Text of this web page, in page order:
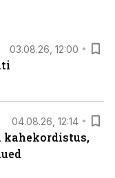
03.08.26, 12:00
04.08.26, 12:14
kahekordistus,